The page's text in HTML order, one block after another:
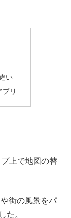
い
リ
上で地図の替
街の風景をパ
た。